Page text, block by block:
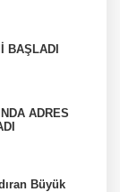
BAŞLADI
ADRES
Büyük